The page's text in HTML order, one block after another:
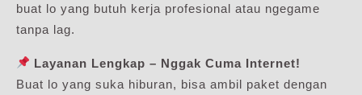
buat lo yang butuh kerja profesional atau ngegame
tanpa lag.
Layanan Lengkap – Nggak Cuma Internet!
Buat lo yang suka hiburan, bisa ambil paket dengan